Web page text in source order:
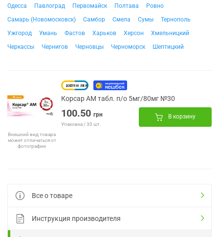
Одесса
Павлоград Первомайск Полтава
Ровно
Самарь (Новомосковск)
Самбор Смела Сумы
Тернополь
Ужгород
Умань Фастов Харьков Херсон
Хмельницкий
Черкассы
Чернигов Черновцы Черноморск Шептицкий
Внешний вид товара
может отличаться от
фотографии
Корсар АМ табл. п/о 5мг/80мг №30
100.50 грн
Упаковка / 30 шт.
В корзину
Все о товаре
Инструкция производителя